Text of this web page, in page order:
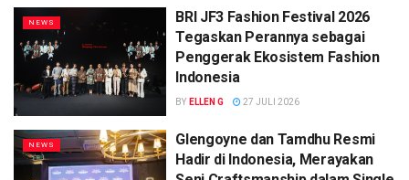
NEWS
BRI JF3 Fashion Festival 2026
Tegaskan Perannya sebagai
Penggerak Ekosistem Fashion
Indonesia
BY ELLEN G 27 JULI 2026
NEWS
Glengoyne dan Tamdhu Resmi
Hadir di Indonesia, Merayakan